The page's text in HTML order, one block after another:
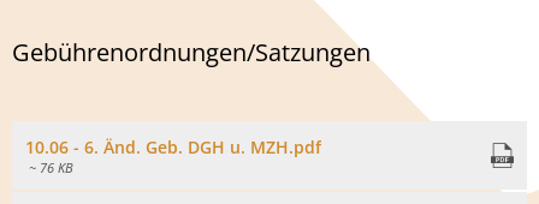
Gebührenordnungen/Satzungen
10.06 - 6. Änd. Geb. DGH u. MZH.pdf
~ 76 KB